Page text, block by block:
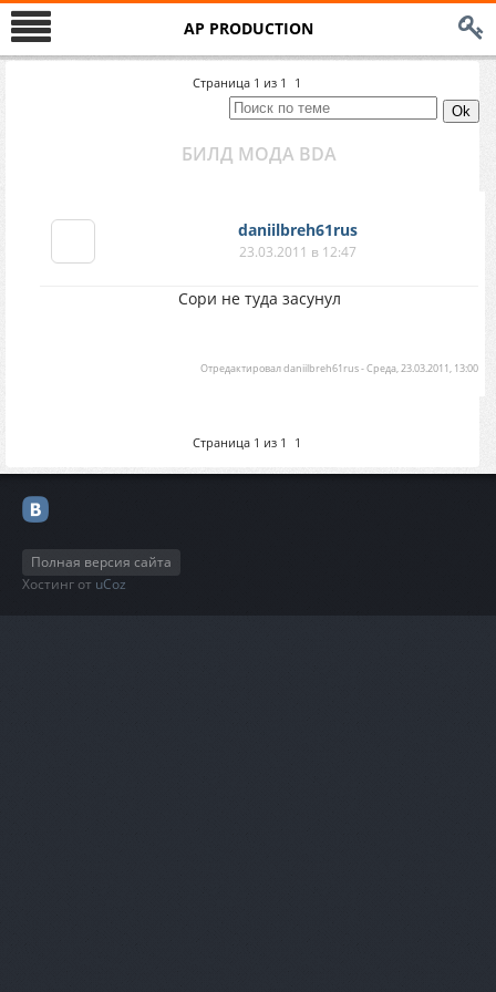
AP PRODUCTION
Страница 1 из 1 1
БИЛД МОДА BDA
daniilbreh61rus
23.03.2011 в 12:47
Сори не туда засунул
Отредактировалdaniilbreh61rus-Среда, 23.03.2011, 13:00
Страница 1 из 1 1
Полная версия сайта
Хостинг от uCoz